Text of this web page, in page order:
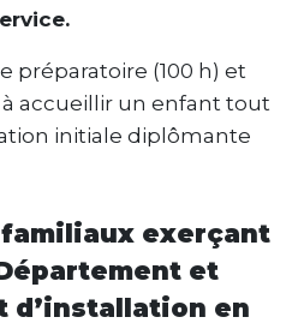
service.
préparatoire (100 h) et
accueillir un enfant tout
initiale diplômante
exerçant
et
d’installation en